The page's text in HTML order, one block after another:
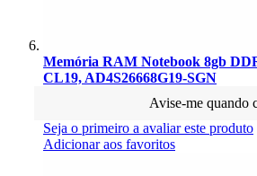
Memória RAM Notebook 8gb
CL19, AD4S26668G19-SGN
Avise-me quando
Seja o primeiro a avaliar este produto
Adicionar aos favoritos